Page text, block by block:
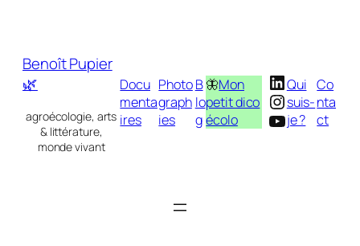
contenu
Benoît Pupier
🌿
agroécologie, arts
& littérature,
monde vivant
Docu
menta
ires
Photo
graph
ies
B
lo
g
🦋Mon
petit dico
écolo
LinkedIn
Instagram
YouTube
Qui
suis-
je ?
Co
nta
ct